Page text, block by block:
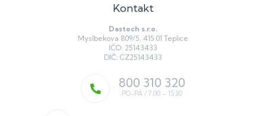
Kontakt
Dastech s.r.o.
Myslbekova 809/5, 415 01 Teplice
IČO: 25143433
DIČ: CZ25143433
800 310 320